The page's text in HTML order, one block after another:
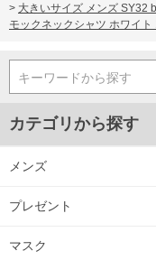
> 大きいサイズ メンズ SY32
モックネックシャツ ホワイ
キーワードから探す
カテゴリから探す
メンズ
プレゼント
マスク